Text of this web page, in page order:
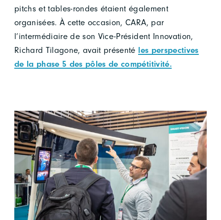
pitchs et tables-rondes étaient également
organisées. À cette occasion, CARA, par
l’intermédiaire de son Vice-Président Innovation,
Richard Tilagone, avait présenté les perspectives
de la phase 5 des pôles de compétitivité.